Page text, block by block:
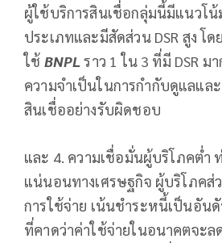
ผู้ใช้บริการสินเชื่อกลุ่มนี้มีแนวโ
ประเภทและมีสัดส่วน DSR สูง โ
ใช้ BNPLราว 1 ใน 3 ที่มี DSR ม
ความจำเป็นในการกำกับดูแลแ
สินเชื่ออย่างรับผิดชอบ
และ 4. ความเชื่อมั่นผู้บริโภคต่ำ
แน่นอนทางเศรษฐกิจ ผู้บริโภคส่
การใช้จ่าย เน้นชำระหนี้เป็นอัน
ที่คาดว่าค่าใช้จ่ายในอนาคตจะล